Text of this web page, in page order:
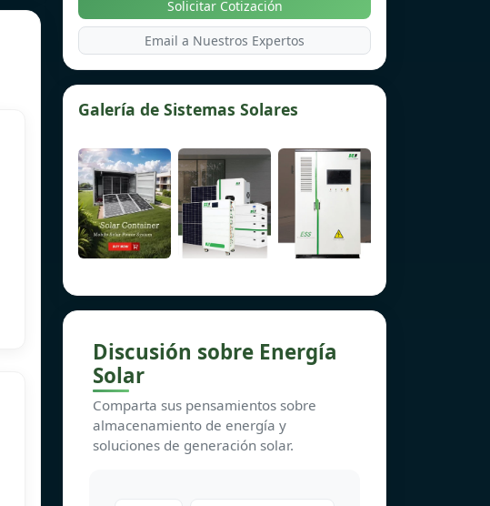
Solicitar Cotización
Email a Nuestros Expertos
Galería de Sistemas Solares
Discusión sobre Energía
Solar
Comparta sus pensamientos sobre
almacenamiento de energía y
soluciones de generación solar.